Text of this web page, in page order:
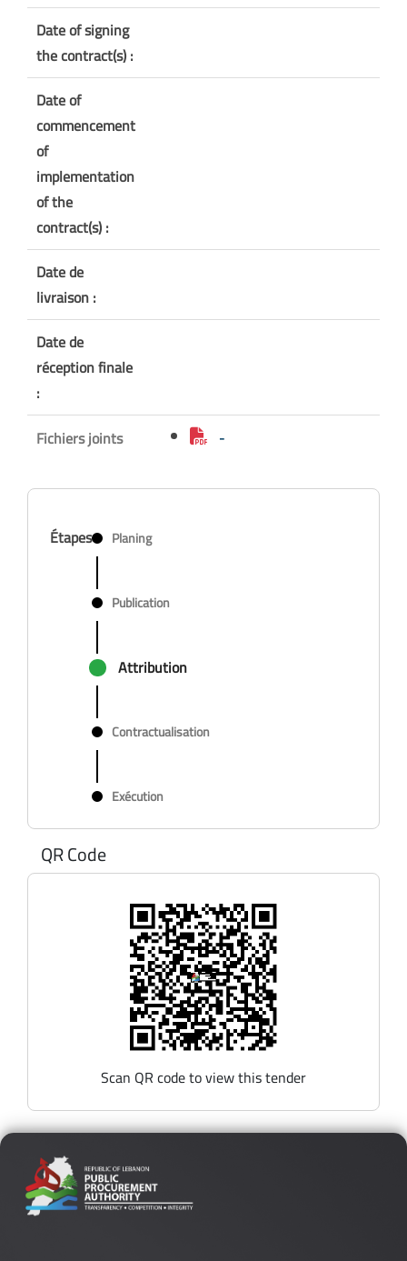
Date of signing
the contract(s) :
Date of
commencement
of
implementation
of the
contract(s) :
Date de
livraison :
Date de
réception finale
:
Fichiers joints
-
Étapes Planing
Publication
Attribution
Contractualisation
Exécution
QR Code
Scan QR code to view this tender